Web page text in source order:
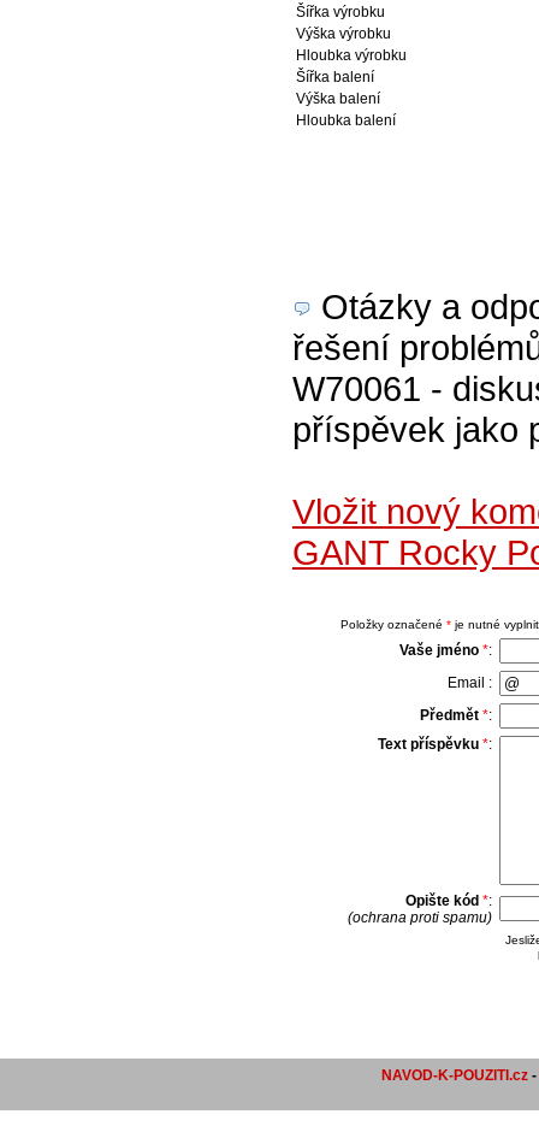
Šířka výrobku
Výška výrobku
Hloubka výrobku
Šířka balení
Výška balení
Hloubka balení
Otázky a
řešení
W70061 -
příspěvek jako
Vložit nový
GANT Rocky
Položky označené *je nutné
Vaše jméno *:
Email :
Předmět *:
Text příspěvku *:
Opište kód *:
(ochrana proti spamu)
NAVOD-K-POUZITI.cz